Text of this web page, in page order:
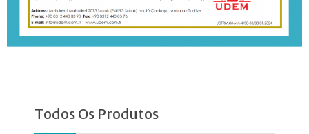
Todos Os Produtos